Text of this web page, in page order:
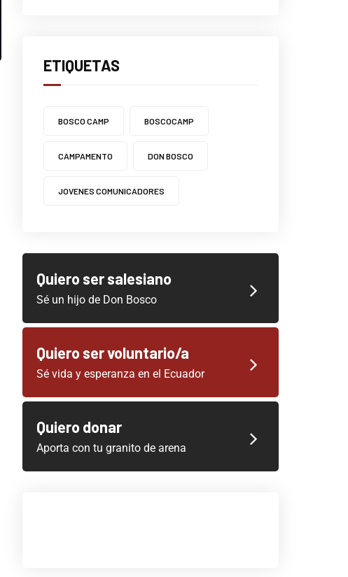
ETIQUETAS
BOSCO CAMP BOSCOCAMP
CAMPAMENTO DON BOSCO
JOVENES COMUNICADORES
Quiero ser salesiano
Sé un hijo de Don Bosco
Quiero ser voluntario/a
Sé vida y esperanza en el Ecuador
Quiero donar
Aporta con tu granito de arena